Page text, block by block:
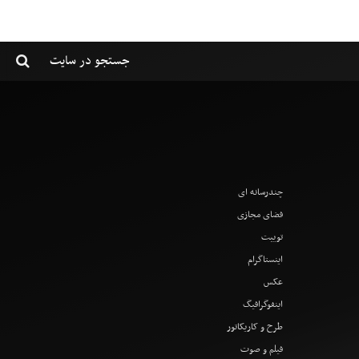
چندرسانه ای
فضای مجازی
توییت
اینستاگرام
عکس
اینفوگرافیگ
طرح و کاریکاتور
فیلم و صوت